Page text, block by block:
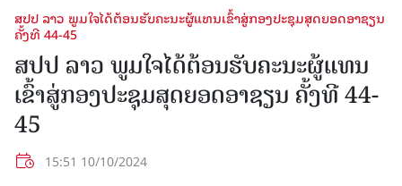
ສປປ ລາວ ພູມໃຈໄດ້ຕ້ອນຮັບຄະນະຜູ້ແທນເຂົ້າສູ່ກອງປະຊຸມສຸດຍອດອາຊຽນ
ຄັ້ງທີ 44-45
ສປປ ລາວ ພູມໃຈໄດ້ຕ້ອນຮັບຄະນະຜູ້ແທນ
ເຂົ້າສູ່ກອງປະຊຸມສຸດຍອດອາຊຽນ ຄັ້ງທີ 44-
45
15:51 10/10/2024